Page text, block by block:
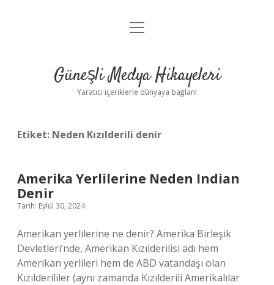
Anasayfa
Yasal Uyarı
menüyü
Güneşli Medya Hikayeleri
Yaratıcı içeriklerle dünyaya bağlan!
Etiket: Neden Kızılderili denir
Amerika Yerlilerine Neden Indian
Denir
Tarih: Eylül 30, 2024
Amerikan yerlilerine ne denir? Amerika Birleşik
Devletleri’nde, Amerikan Kızılderilisi adı hem
Amerikan yerlileri hem de ABD vatandaşı olan
Kızılderililer (aynı zamanda Kızılderili Amerikalılar